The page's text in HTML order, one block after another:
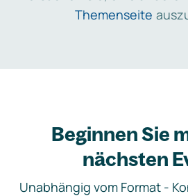
Themenseite
Beginnen Sie
nächsten
Unabhängig vom Format -